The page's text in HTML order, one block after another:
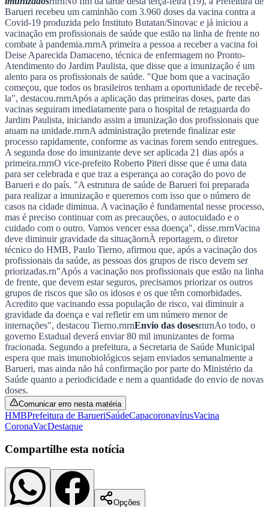
Ceará
Goiás
Foram entregues 3.960 doses da vacina CoronaVac; profissionais
da saúde que estão na linha de frente foram os primeiros
imunizadosrnrnNo fim da tarde desta terça-feira (19), a Prefeitura de
Barueri recebeu um caminhão com 3.960 doses da vacina contra a
Covid-19 produzida pelo Instituto Butatan/Sinovac e já iniciou a
vacinação em profissionais de saúde que estão na linha de frente no
combate à pandemia.rnrnA primeira a pessoa a receber a vacina foi
Deise Aparecida Damaceno, técnica de enfermagem no Pronto-
Atendimento do Jardim Paulista, que disse que a imunização é um
alento para os profissionais de saúde. "Que bom que a vacinação
começou, que todos os brasileiros tenham a oportunidade de recebê-
la", destacou.rnrnApós a aplicação das primeiras doses, parte das
vacinas seguiram imediatamente para o hospital de retaguarda do
Jardim Paulista, iniciando assim a imunização dos profissionais que
atuam na unidade.rnrnA administração pretende finalizar este
processo rapidamente, conforme as vacinas forem sendo entregues.
A segunda dose do imunizante deve ser aplicada 21 dias após a
primeira.rnrnO vice-prefeito Roberto Piteri disse que é uma data
para ser celebrada e que traz a esperança ao coração do povo de
Barueri e do país. "A estrutura de saúde de Barueri foi preparada
para realizar a imunização e queremos com isso que o número de
casos na cidade diminua. A vacinação é fundamental nesse processo,
mas é preciso continuar com as precauções, o autocuidado e o
cuidado com o outro. Vamos vencer essa doença", disse.rnrnVacina
deve diminuir gravidade da situaçãornÀ reportagem, o diretor
técnico do HMB, Paulo Tierno, afirmou que, após a vacinação dos
profissionais da saúde, as pessoas dos grupos de risco devem ser
priorizadas.rn"Após a vacinação nos profissionais que estão na linha
de frente, que devem estar seguros, precisamos priorizar os outros
grupos de riscos que são os idosos e os que têm comorbidades.
Acredito que vacinando essa população de risco, vai diminuir a
gravidade da doença e vai refletir em um número menor de
internações", destacou Tierno.rnrnEnvio das dosesrnrnAo todo, o
governo Estadual deverá enviar 80 mil imunizantes de forma
fracionada. Segundo a prefeitura, a Secretaria de Saúde Municipal
espera que mais imunobiológicos sejam enviados semanalmente a
Barueri, mas ainda não há confirmação por parte do Ministério da
Saúde quanto a periodicidade e nem a quantidade do envio de novas
doses.
Comunicar erro nesta matéria
Prefeitura de Barueri Saúde
CoronaVacDestaque
Compartilhe esta notícia